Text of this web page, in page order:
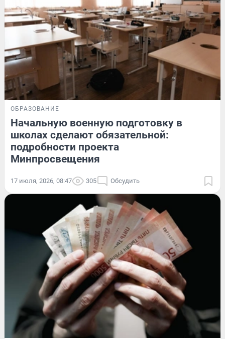
ОБРАЗОВАНИЕ
Начальную военную подготовку в
школах сделают обязательной:
подробности проекта
Минпросвещения
17 июля, 2026, 08:47 305 Обсудить